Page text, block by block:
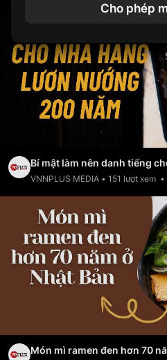
Bí mật làm nên danh tiếng
200 năm.mp4
VNNPLUS MEDIA • 151 lượt xem •
Món mì ramen đen hơn 70
Cho phép